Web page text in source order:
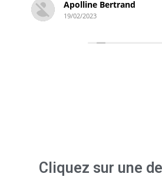
Simon Derambure
18/02/2023
Cliquez sur une